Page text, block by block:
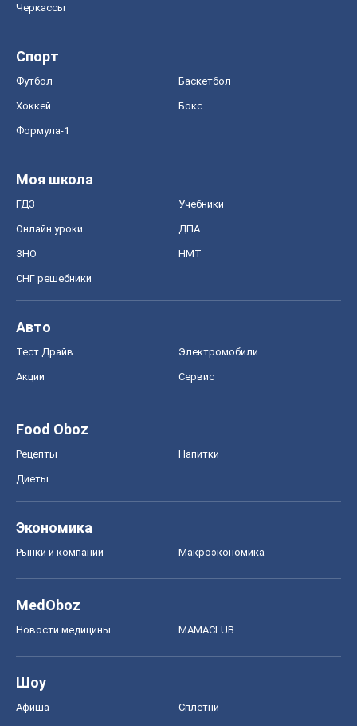
Черкассы
Спорт
Футбол Баскетбол
Хоккей Бокс
Формула-1
Моя школа
ГДЗ Учебники
Онлайн уроки ДПА
ЗНО НМТ
СНГ решебники
Авто
Тест Драйв Электромобили
Акции Сервис
Food Oboz
Рецепты Напитки
Диеты
Экономика
Рынки и компании Mакроэкономика
MedOboz
Новости медицины MAMACLUB
Шоу
Афиша Сплетни